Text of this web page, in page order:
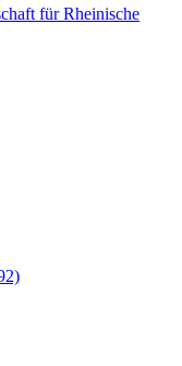
für Rheinische